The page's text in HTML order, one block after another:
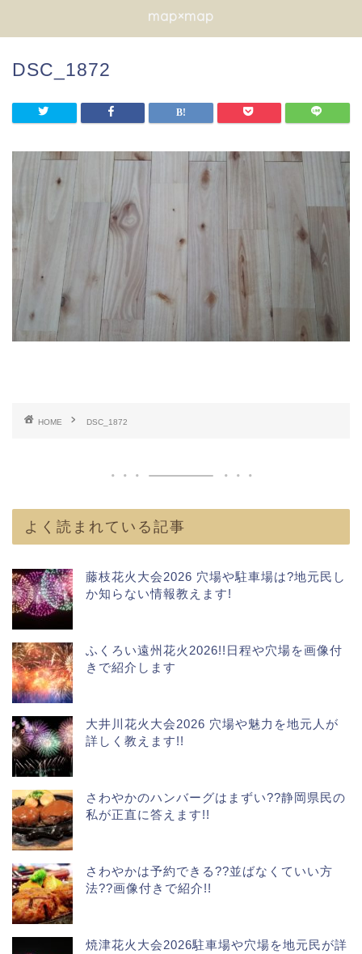
map×map
DSC_1872
HOME DSC_1872
よく読まれている記事
藤枝花火大会2026 穴場や駐車場は?地元民し
か知らない情報教えます!
ふくろい遠州花火2026!!日程や穴場を画像付
きで紹介します
大井川花火大会2026 穴場や魅力を地元人が
詳しく教えます!!
さわやかのハンバーグはまずい??静岡県民の
私が正直に答えます!!
さわやかは予約できる??並ばなくていい方
法??画像付きで紹介!!
焼津花火大会2026駐車場や穴場を地元民が詳